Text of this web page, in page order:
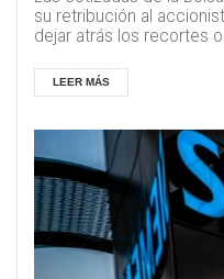
su retribución al
dejar atrás los recortes
LEER MÁS